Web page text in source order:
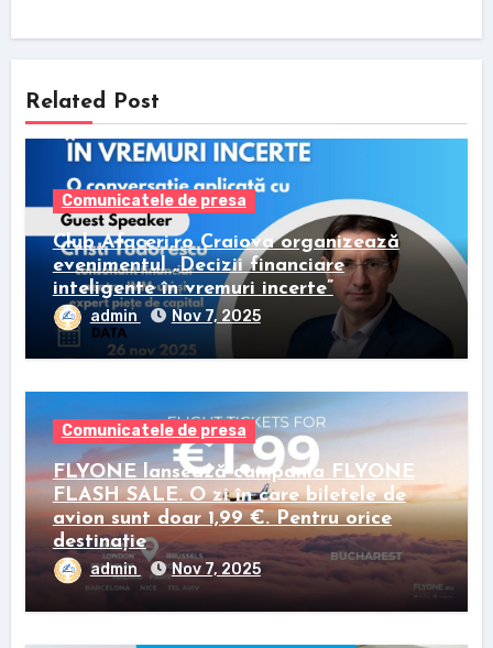
Related Post
Comunicatele de presa
Club Afaceri.ro Craiova organizează
evenimentul „Decizii financiare
inteligente în vremuri incerte”
admin Nov 7, 2025
Comunicatele de presa
FLYONE lansează campania FLYONE
FLASH SALE. O zi în care biletele de
avion sunt doar 1,99 €. Pentru orice
destinație
admin Nov 7, 2025